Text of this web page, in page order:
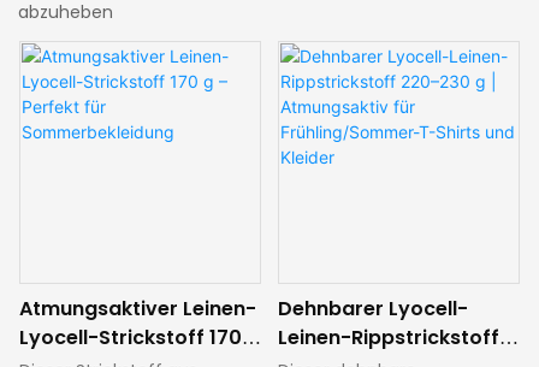
abzuheben
Atmungsaktiver Leinen-
Lyocell-Strickstoff 170 g
Dehnbarer Lyocell-
Leinen-Rippstrickstoff